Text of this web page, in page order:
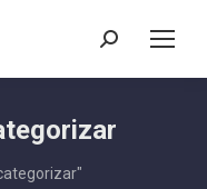
Buscar: